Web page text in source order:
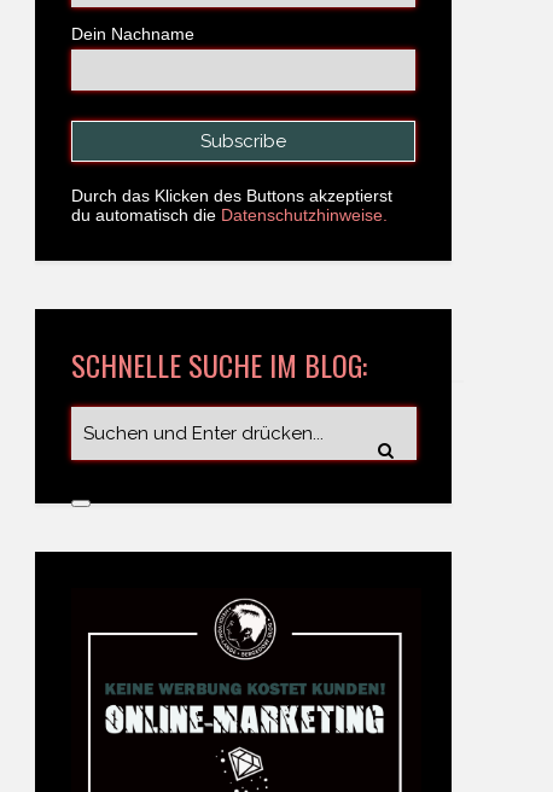
Dein Nachname
Durch das Klicken des Buttons akzeptierst
du automatisch die Datenschutzhinweise.
SCHNELLE SUCHE IM BLOG: